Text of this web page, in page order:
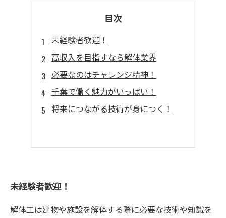
目次
未経験者歓迎！
高収入を目指すなら解体業界
必要なのはチャレンジ精神！
千葉で働く魅力がいっぱい！
将来につながる技術が身につく！
未経験者歓迎！
解体工は建物や施設を解体する際に必要な技術や知識を